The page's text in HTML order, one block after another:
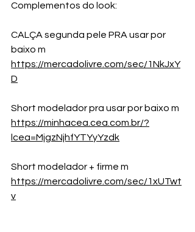
Complementos do look:
CALÇA segunda pele PRA usar por
baixo m
https://mercadolivre.com/sec/1NkJxY
D
Short modelador pra usar por baixo m
https://minhacea.cea.com.br/?
lcea=MjgzNjhfYTYyYzdk
Short modelador + firme m
https://mercadolivre.com/sec/1xUTwt
v